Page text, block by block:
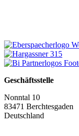
Geschäftsstelle
Nonntal 10
83471 Berchtesgaden
Deutschland